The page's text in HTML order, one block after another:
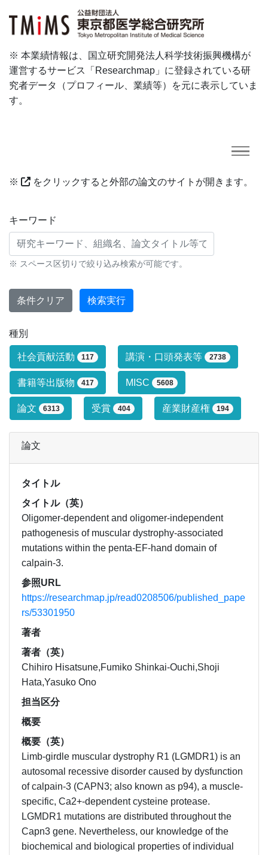
※ 本業績情報は、国立研究開発法人科学技術振興機構が
運営するサービス「Researchmap」に登録されている研
究者データ（プロフィール、業績等）を元に表示していま
す。
※ をクリックすると外部の論文のサイトが開きます。
研究業績に対する検索条件
キーワード
※ スペース区切りで絞り込み検索が可能です。
条件クリア 検索実行
種別
研究業績タイプによる絞り込み条件で
社会貢献活動 117 講演・口頭発表等 2738
書籍等出版物 417 MISC 5608
論文 6313 受賞 404 産業財産権 194
論文
タイトル
タイトル（英）
Oligomer-dependent and oligomer-independent
pathogenesis of muscular dystrophy-associated
mutations within the penta-EF-hand domain of
calpain-3.
参照URL
https://researchmap.jp/read0208506/published_pape
rs/53301950
著者
著者（英）
Chihiro Hisatsune,Fumiko Shinkai-Ouchi,Shoji
Hata,Yasuko Ono
担当区分
概要
概要（英）
Limb-girdle muscular dystrophy R1 (LGMDR1) is an
autosomal recessive disorder caused by dysfunction
of calpain-3 (CAPN3; also known as p94), a muscle-
specific, Ca2+-dependent cysteine protease.
LGMDR1 mutations are distributed throughout the
Capn3 gene. Nevertheless, our knowledge of the
biochemical and biological properties of individual